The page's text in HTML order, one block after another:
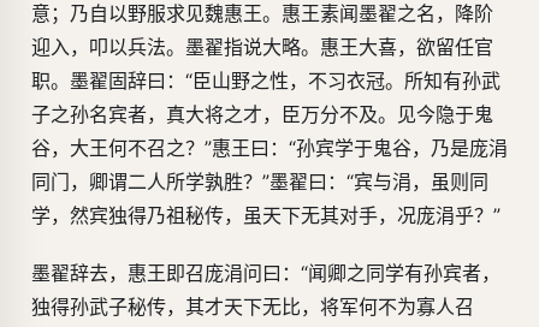
意；乃自以野服求见魏惠王。惠王素闻墨翟之名，降阶
迎入，叩以兵法。墨翟指说大略。惠王大喜，欲留任官
职。墨翟固辞曰：“臣山野之性，不习衣冠。所知有孙武
子之孙名宾者，真大将之才，臣万分不及。见今隐于鬼
谷，大王何不召之？”惠王曰：“孙宾学于鬼谷，乃是庞涓
同门，卿谓二人所学孰胜？”墨翟曰：“宾与涓，虽则同
学，然宾独得乃祖秘传，虽天下无其对手，况庞涓乎？”
墨翟辞去，惠王即召庞涓问曰：“闻卿之同学有孙宾者，
独得孙武子秘传，其才天下无比，将军何不为寡人召